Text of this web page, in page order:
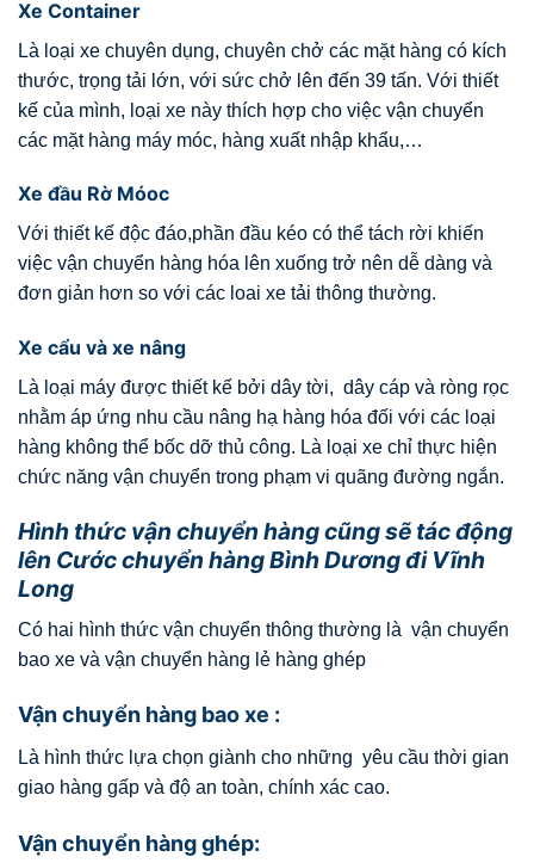
Xe Container
Là loại xe chuyên dụng, chuyên chở các mặt hàng có kích
thước, trọng tải lớn, với sức chở lên đến 39 tấn. Với thiết
kế của mình, loại xe này thích hợp cho việc vận chuyển
các mặt hàng máy móc, hàng xuất nhập khẩu,…
Xe đầu Rờ Móoc
Với thiết kế độc đáo,phần đầu kéo có thể tách rời khiến
việc vận chuyển hàng hóa lên xuống trở nên dễ dàng và
đơn giản hơn so với các loai xe tải thông thường.
Xe cẩu và xe nâng
Là loại máy được thiết kế bởi dây tời, dây cáp và ròng rọc
nhằm áp ứng nhu cầu nâng hạ hàng hóa đối với các loại
hàng không thể bốc dỡ thủ công. Là loại xe chỉ thực hiện
chức năng vận chuyển trong phạm vi quãng đường ngắn.
Hình thức vận chuyển hàng cũng sẽ tác động
lên Cước chuyển hàng Bình Dương đi Vĩnh
Long
Có hai hình thức vận chuyển thông thường là vận chuyển
bao xe và vận chuyển hàng lẻ hàng ghép
Vận chuyển hàng bao xe :
Là hình thức lựa chọn giành cho những yêu cầu thời gian
giao hàng gấp và độ an toàn, chính xác cao.
Vận chuyển hàng ghép: